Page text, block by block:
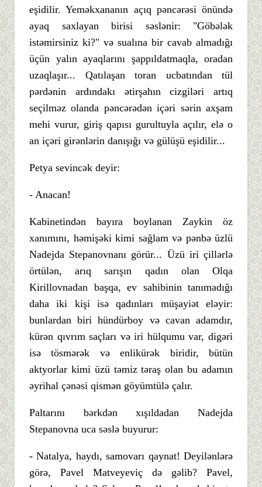
eşidilir. Yeməkxananın açıq pəncərəsi önündə
ayaq saxlayan birisi səslənir: "Göbələk
istəmirsiniz ki?" və sualına bir cavab almadığı
üçün yalın ayaqlarını şappıldatmaqla, oradan
uzaqlaşır... Qatılaşan toran ucbatından tül
pərdənin ardındakı ətirşahın cizgiləri artıq
seçilməz olanda pəncərədən içəri sərin axşam
mehi vurur, giriş qapısı gurultuyla açılır, elə o
an içəri girənlərin danışığı və gülüşü eşidilir...
Petya sevincək deyir:
- Anacan!
Kabinetindən bayıra boylanan Zaykin öz
xanımını, həmişəki kimi sağlam və pənbə üzlü
Nadejda Stepanovnanı görür... Üzü iri çillərlə
örtülən, arıq sarışın qadın olan Olqa
Kirillovnadan başqa, ev sahibinin tanımadığı
daha iki kişi isə qadınları müşayiət eləyir:
bunlardan biri hündürboy və cavan adamdır,
kürən qıvrım saçları və iri hülqumu var, digəri
isə tösmərək və enlikürək biridir, bütün
aktyorlar kimi üzü təmiz təraş olan bu adamın
əyrihal çənəsi qismən göyümtülə çalır.
Paltarını bərkdən xışıldadan Nadejda
Stepanovna uca səslə buyurur:
- Natalya, haydı, samovarı qaynat! Deyilənlərə
görə, Pavel Matveyeviç də gəlib? Pavel,